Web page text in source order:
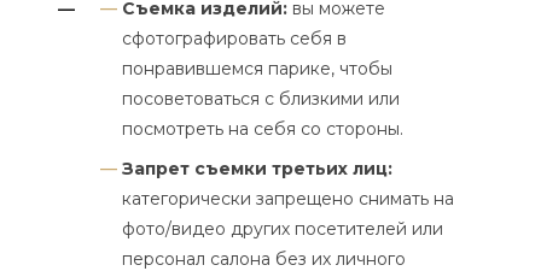
— Съемка изделий: вы можете
сфотографировать себя в
понравившемся парике, чтобы
посоветоваться с близкими или
посмотреть на себя со стороны.
Запрет съемки третьих лиц:
категорически запрещено снимать на
фото/видео других посетителей или
персонал салона без их личного